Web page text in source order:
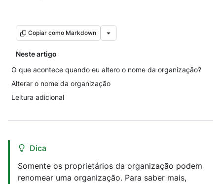
Copiar como Markdown
Neste artigo
O que acontece quando eu altero o nome da organização?
Alterar o nome da organização
Leitura adicional
Dica
Somente os proprietários da organização podem
renomear uma organização. Para saber mais,